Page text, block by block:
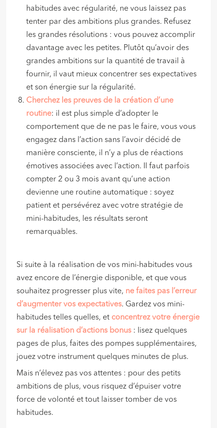
habitudes avec régularité, ne vous laissez pas
tenter par des ambitions plus grandes. Refusez
les grandes résolutions : vous pouvez accomplir
davantage avec les petites. Plutôt qu’avoir des
grandes ambitions sur la quantité de travail à
fournir, il vaut mieux concentrer ses expectatives
et son énergie sur la régularité.
Cherchez les preuves de la création d’une
routine: il est plus simple d’adopter le
comportement que de ne pas le faire, vous vous
engagez dans l’action sans l’avoir décidé de
manière consciente, il n’y a plus de réactions
émotives associées avec l’action. Il faut parfois
compter 2 ou 3 mois avant qu’une action
devienne une routine automatique : soyez
patient et persévérez avec votre stratégie de
mini-habitudes, les résultats seront
remarquables.
Si suite à la réalisation de vos mini-habitudes vous
avez encore de l’énergie disponible, et que vous
souhaitez progresser plus vite, ne faites pas l’erreur
d’augmenter vos expectatives. Gardez vos mini-
habitudes telles quelles, et concentrez votre énergie
sur la réalisation d’actions bonus : lisez quelques
pages de plus, faites des pompes supplémentaires,
jouez votre instrument quelques minutes de plus.
Mais n’élevez pas vos attentes : pour des petits
ambitions de plus, vous risquez d’épuiser votre
force de volonté et tout laisser tomber de vos
habitudes.